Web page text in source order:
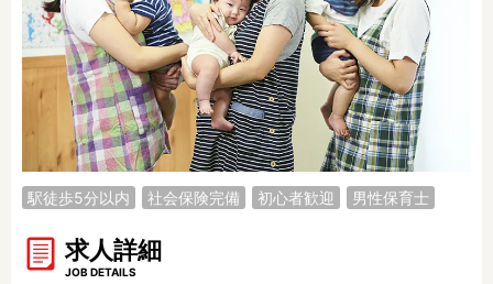
駅徒歩5分以内 社会保険完備 初心者歓迎 男性保育士
求人詳細
JOB DETAILS
保育士
保育教諭
保育補助
幼稚園教諭
放課後児童支援員
学童スタッフ
栄養士
調理師
調理補助
看護師
保育事務
その他
施設形態
公立保育園